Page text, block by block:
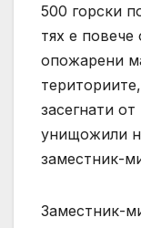
500 горски
тях е повече
опожарени
засегнати
унищожили
заместник-
Заместник-